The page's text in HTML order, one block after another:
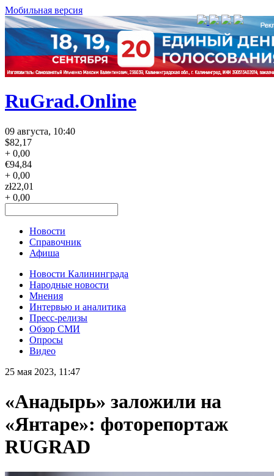
Мобильная версия
RuGrad.Online
09 августа, 10:40
$82,17
+ 0,00
€94,84
+ 0,00
zł22,01
+ 0,00
Новости
Справочник
Афиша
Новости Калининграда
Народные новости
Мнения
Интервью и аналитика
Пресс-релизы
Обзор СМИ
Опросы
Видео
25 мая 2023, 11:47
«Анадырь» заложили на
«Янтаре»: фоторепортаж
RUGRAD